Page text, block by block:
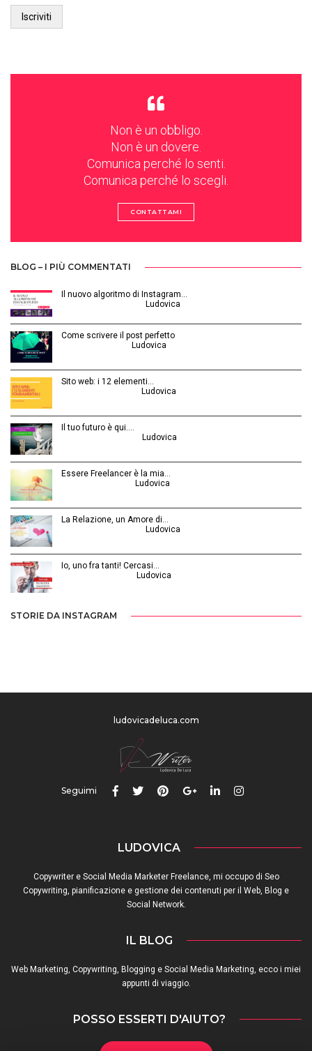
Non è un obbligo.
Non è un dovere.
Comunica perché lo senti.
Comunica perché lo scegli.
CONTATTAMI
BLOG – I PIÙ COMMENTATI
Il nuovo algoritmo di Instagram…
Ludovica
Come scrivere il post perfetto
Ludovica
Sito web: i 12 elementi…
Ludovica
Il tuo futuro è qui.…
Ludovica
Essere Freelancer è la mia…
Ludovica
La Relazione, un Amore di…
Ludovica
Io, uno fra tanti! Cercasi…
Ludovica
STORIE DA INSTAGRAM
ludovicadeluca.com
Seguimi
LUDOVICA
Copywriter e Social Media Marketer Freelance, mi occupo di Seo
Copywriting, pianificazione e gestione dei contenuti per il Web, Blog e
Social Network.
IL BLOG
Web Marketing, Copywriting, Blogging e Social Media Marketing, ecco i miei
appunti di viaggio.
POSSO ESSERTI D'AIUTO?